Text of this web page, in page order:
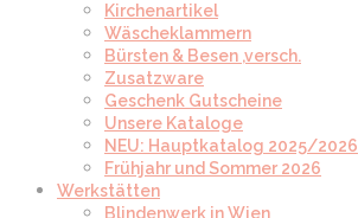
Kirchenartikel
Wäscheklammern
Bürsten & Besen ,versch.
Zusatzware
Geschenk Gutscheine
Unsere Kataloge
NEU: Hauptkatalog 2025/2026
Frühjahr und Sommer 2026
Werkstätten
Blindenwerk in Wien